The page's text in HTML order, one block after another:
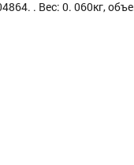
. Вес: 0. 060кг,